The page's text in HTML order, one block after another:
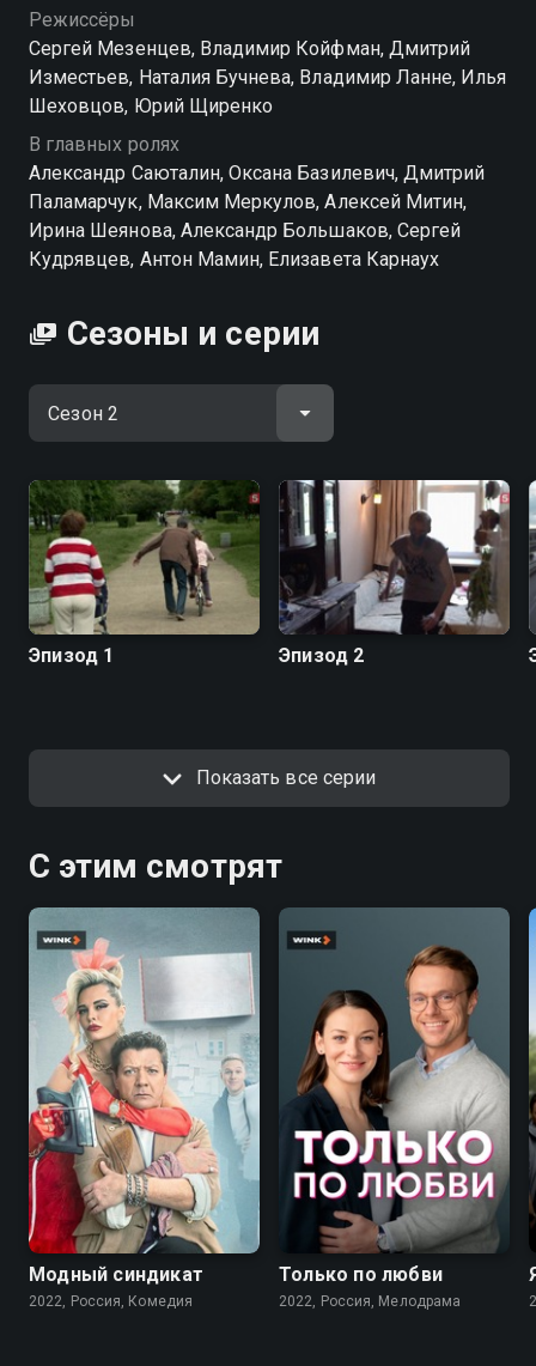
привычка стоять друг за друга остаются главным,
что помогает не сломаться. Смотреть сериал «Такая
работа» онлайн в хорошем качестве вы можете в
подписке WINK в Смотрёшке.
Посмотреть онлайн 2 сезон сериала Такая работа вы
можете совершенно бесплатно в хорошем HD
качестве на Смотрёшке
Режиссёры
Сергей Мезенцев, Владимир Койфман, Дмитрий
Изместьев, Наталия Бучнева, Владимир Ланне, Илья
Шеховцов, Юрий Щиренко
В главных ролях
Александр Саюталин, Оксана Базилевич, Дмитрий
Паламарчук, Максим Меркулов, Алексей Митин,
Ирина Шеянова, Александр Большаков, Сергей
Кудрявцев, Антон Мамин, Елизавета Карнаух
Сезоны и серии
Эпизод 1 Эпизод 2
Показать все серии
С этим смотрят
7.6
Модный синдикат
2022, Россия, Комедия
Только по любви
2022, Россия, Мелодрама